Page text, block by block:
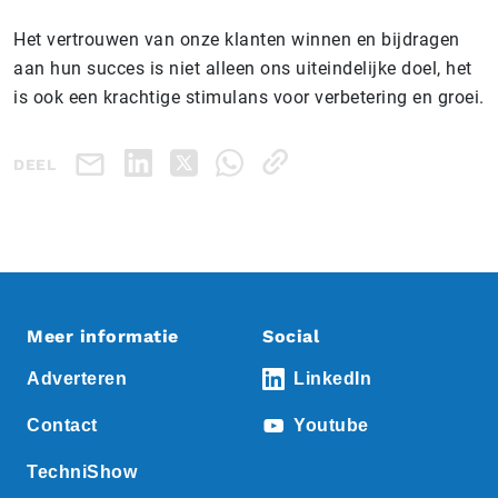
Het vertrouwen van onze klanten winnen en bijdragen
aan hun succes is niet alleen ons uiteindelijke doel, het
is ook een krachtige stimulans voor verbetering en groei.
DEEL
Meer informatie
Adverteren
Contact
TechniShow
Social
LinkedIn
Youtube